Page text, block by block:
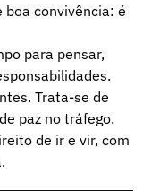
convivência: é
para pensar,
Trata-se de
paz no tráfego.
de ir e vir, com